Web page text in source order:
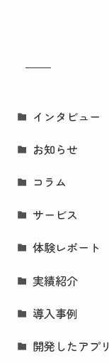
インタビュー
お知らせ
コラム
サービス
体験レポート
実績紹介
導入事例
開発したアプリ